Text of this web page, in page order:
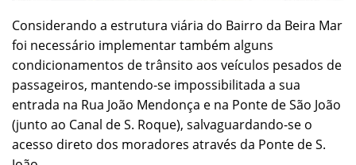
Considerando a estrutura viária do Bairro da Beira Mar
foi necessário implementar também alguns
condicionamentos de trânsito aos veículos pesados de
passageiros, mantendo-se impossibilitada a sua
entrada na Rua João Mendonça e na Ponte de São João
(junto ao Canal de S. Roque), salvaguardando-se o
acesso direto dos moradores através da Ponte de S.